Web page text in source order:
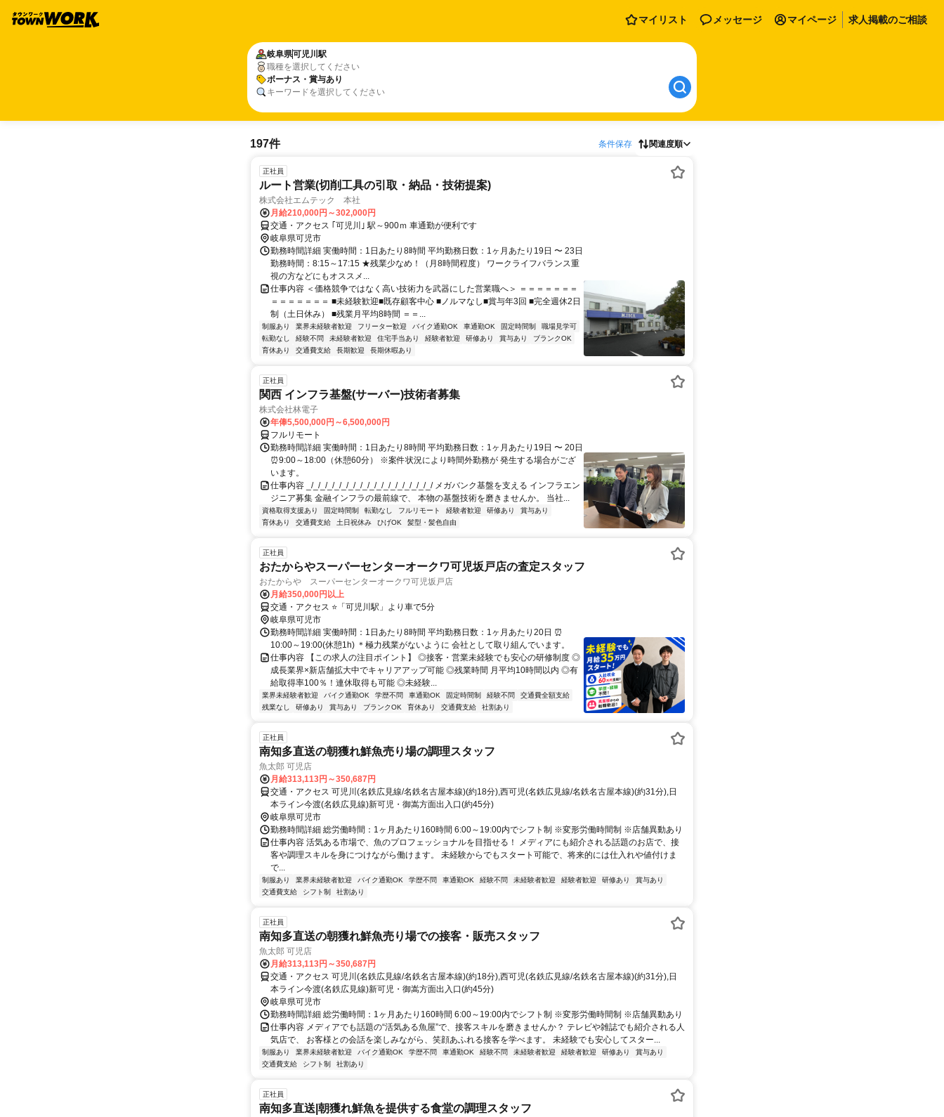
マイリスト メッセージ マイページ 求人掲載のご相談
岐阜県可児川駅
職種を選択してください
ボーナス・賞与あり
キーワードを選択してください
197件 条件保存 関連度順
正社員
ルート営業(切削工具の引取・納品・技術提案)
株式会社エムテック 本社
月給210,000円～302,000円
交通・アクセス ｢可児川｣ 駅～900ｍ 車通勤が便利です
岐阜県可児市
勤務時間詳細 実働時間：1日あたり8時間 平均勤務日数：1ヶ月あたり19日 〜 23日
勤務時間：8:15～17:15 ★残業少なめ！（月8時間程度） ワークライフバランス重
視の方などにもオススメ...
仕事内容 ＜価格競争ではなく高い技術力を武器にした営業職へ＞ ＝＝＝＝＝＝＝
＝＝＝＝＝＝＝ ■未経験歓迎■既存顧客中心 ■ノルマなし■賞与年3回 ■完全週休2日
制（土日休み） ■残業月平均8時間 ＝＝...
制服あり 業界未経験者歓迎 フリーター歓迎 バイク通勤OK 車通勤OK 固定時間制
職場見学可
転勤なし
経験不問 未経験者歓迎 住宅手当あり 経験者歓迎 研修あり 賞与あり
ブランクOK
育休あり
交通費支給 長期歓迎 長期休暇あり
正社員
関西 インフラ基盤(サーバー)技術者募集
株式会社林電子
年俸5,500,000円～6,500,000円
フルリモート
勤務時間詳細 実働時間：1日あたり8時間 平均勤務日数：1ヶ月あたり19日 〜 20日
⏰9:00～18:00（休憩60分） ※案件状況により時間外勤務が 発生する場合がござ
います。
仕事内容 _/_/_/_/_/_/_/_/_/_/_/_/_/_/_/_/_/_/ メガバンク基盤を支える インフラエン
ジニア募集 金融インフラの最前線で、 本物の基盤技術を磨きませんか。 当社...
資格取得支援あり 固定時間制 転勤なし フルリモート 経験者歓迎 研修あり
賞与あり
育休あり
交通費支給 土日祝休み ひげOK 髪型・髪色自由
正社員
おたからやスーパーセンターオークワ可児坂戸店の査定スタッフ
おたからや スーパーセンターオークワ可児坂戸店
月給350,000円以上
交通・アクセス ⭐「可児川駅」より車で5分
岐阜県可児市
勤務時間詳細 実働時間：1日あたり8時間 平均勤務日数：1ヶ月あたり20日 ⏰
10:00～19:00(休憩1h) ＊極力残業がないように 会社として取り組んでいます。
仕事内容 【この求人の注目ポイント】 ◎接客・営業未経験でも安心の研修制度 ◎
成長業界×新店舗拡大中でキャリアアップ可能 ◎残業時間 月平均10時間以内 ◎有
給取得率100％！連休取得も可能 ◎未経験...
業界未経験者歓迎 バイク通勤OK 学歴不問 車通勤OK 固定時間制 経験不問
交通費全額支給
残業なし
研修あり 賞与あり ブランクOK 育休あり 交通費支給 社割あり
正社員
南知多直送の朝獲れ鮮魚売り場の調理スタッフ
魚太郎 可児店
月給313,113円～350,687円
交通・アクセス 可児川(名鉄広見線/名鉄名古屋本線)(約18分),西可児(名鉄広見線/名鉄名古屋本線)(約31分),日
本ライン今渡(名鉄広見線)新可児・御嵩方面出入口(約45分)
岐阜県可児市
勤務時間詳細 総労働時間：1ヶ月あたり160時間 6:00～19:00内でシフト制 ※変形労働時間制 ※店舗異動あり
仕事内容 活気ある市場で、魚のプロフェッショナルを目指せる！ メディアにも紹介される話題のお店で、接
客や調理スキルを身につけながら働けます。 未経験からでもスタート可能で、将来的には仕入れや値付けま
で...
制服あり 業界未経験者歓迎 バイク通勤OK 学歴不問 車通勤OK 経験不問 未経験者歓迎 経験者歓迎 研修あり
賞与あり
交通費支給
シフト制 社割あり
正社員
南知多直送の朝獲れ鮮魚売り場での接客・販売スタッフ
魚太郎 可児店
月給313,113円～350,687円
交通・アクセス 可児川(名鉄広見線/名鉄名古屋本線)(約18分),西可児(名鉄広見線/名鉄名古屋本線)(約31分),日
本ライン今渡(名鉄広見線)新可児・御嵩方面出入口(約45分)
岐阜県可児市
勤務時間詳細 総労働時間：1ヶ月あたり160時間 6:00～19:00内でシフト制 ※変形労働時間制 ※店舗異動あり
仕事内容 メディアでも話題の“活気ある魚屋”で、接客スキルを磨きませんか？ テレビや雑誌でも紹介される人
気店で、 お客様との会話を楽しみながら、笑顔あふれる接客を学べます。 未経験でも安心してスター...
制服あり 業界未経験者歓迎 バイク通勤OK 学歴不問 車通勤OK 経験不問 未経験者歓迎 経験者歓迎 研修あり
賞与あり
交通費支給
シフト制 社割あり
正社員
南知多直送|朝獲れ鮮魚を提供する食堂の調理スタッフ